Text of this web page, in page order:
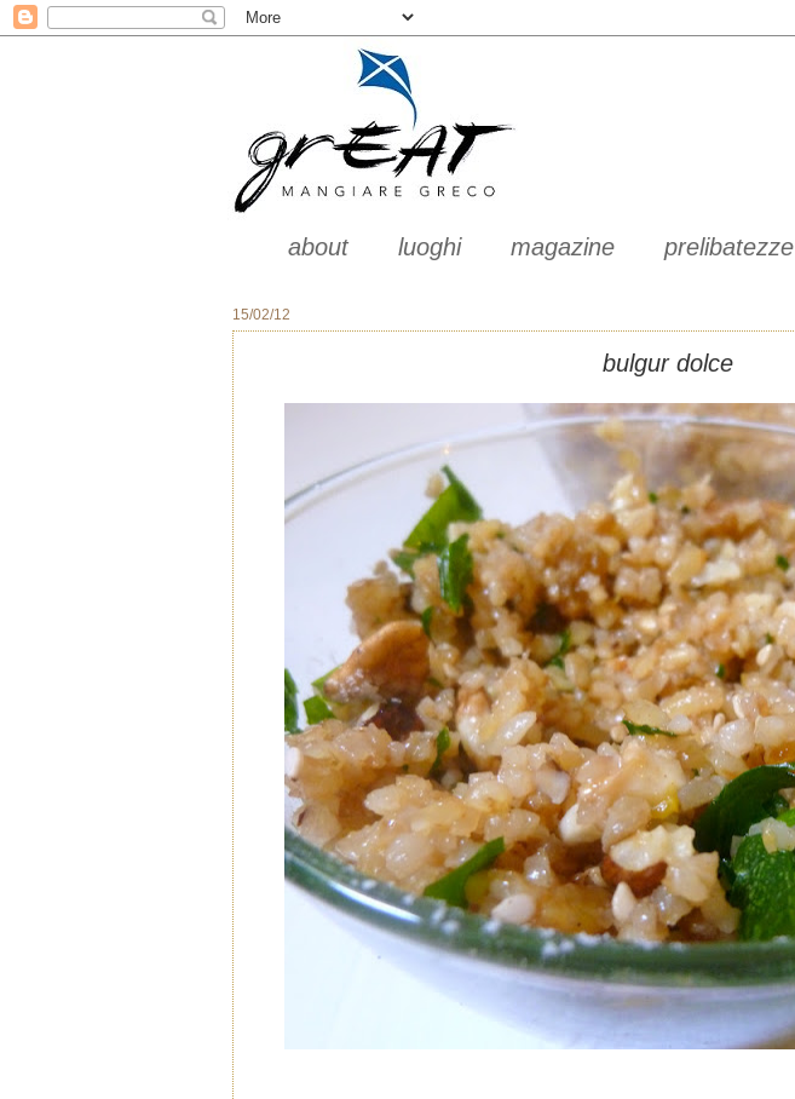
about luoghi magazine prelibatezze
15/02/12
bulgur dolce